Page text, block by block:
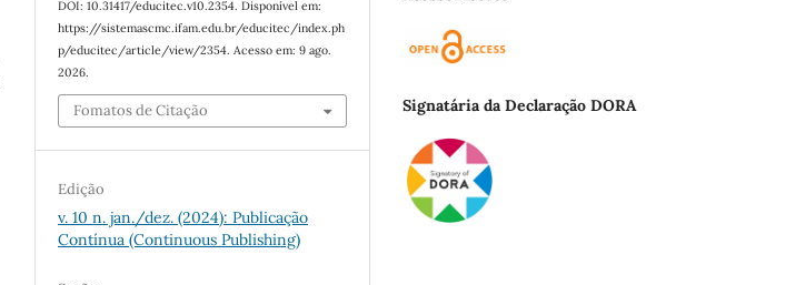
DOI: 10.31417/educitec.v10.2354. Disponível em:
https://sistemascmc.ifam.edu.br/educitec/index.ph
p/educitec/article/view/2354. Acesso em: 9 ago.
2026.
Fomatos de Citação
Edição
v. 10 n. jan./dez. (2024): Publicação
Contínua (Continuous Publishing)
Signatária da Declaração DORA